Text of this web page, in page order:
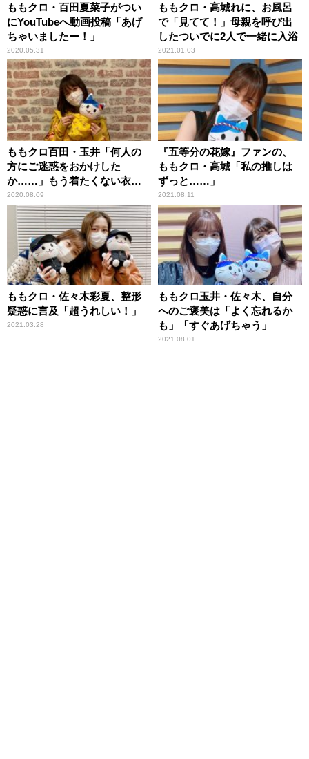
ももクロ・百田夏菜子がつい
にYouTubeへ動画投稿「あげ
ちゃいましたー！」
2020.05.31
ももクロ・高城れに、お風呂
で「見てて！」母親を呼び出
したついでに2人で一緒に入浴
2021.01.03
ももクロ百田・玉井「何人の
方にご迷惑をおかけした
か……」もう着たくない衣装
が続々
2020.08.09
『五等分の花嫁』ファンの、
ももクロ・高城「私の推しは
ずっと……」
2021.08.11
ももクロ・佐々木彩夏、整形
疑惑に言及「超うれしい！」
2021.03.28
ももクロ玉井・佐々木、自分
へのご褒美は「よく忘れるか
も」「すぐあげちゃう」
2021.08.01